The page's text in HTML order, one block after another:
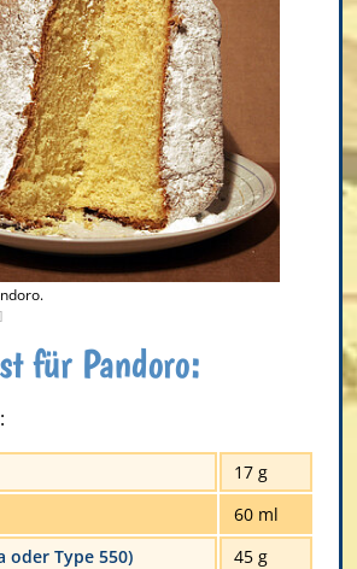
]
für Pandoro:
17 g
60 ml
oder Type 550)
45 g